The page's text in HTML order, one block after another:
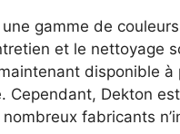
gamme de
et le nettoyage
disponible à
Cependant, Dekton
fabricants